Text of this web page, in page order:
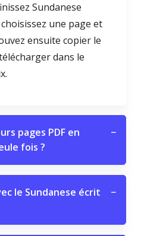
Sundanese
une page et
ensuite copier le
dans le
pages PDF en
fois ?
−
le Sundanese écrit
−